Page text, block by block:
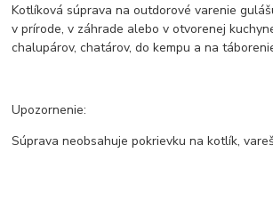
Kotlíková súprava na outdorové varenie
v prírode, v záhrade alebo v otvorenej
chalupárov, chatárov, do kempu a na
Upozornenie:
Súprava neobsahuje pokrievku na kotlík,